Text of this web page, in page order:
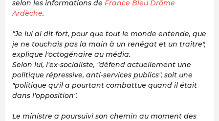
selon les informations de France Bleu Drôme
Ardèche.
"Je lui ai dit fort, pour que tout le monde entende, que
je ne touchais pas la main à un renégat et un traître",
explique l'octogénaire au média.
Selon lui, l'ex-socialiste, "défend actuellement une
politique répressive, anti-services publics", soit une
"politique qu'il a pourtant combattue quand il était
dans l'opposition".
Le ministre a poursuivi son chemin au moment des